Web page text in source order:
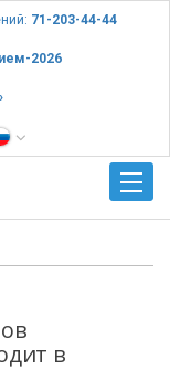
71-203-44-44
2026
в